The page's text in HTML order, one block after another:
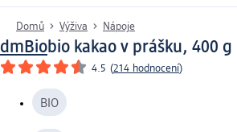
Domů Výživa Nápoje
dmBiobio kakao v prášku, 400 g
4.5 (214 hodnocení)
BIO